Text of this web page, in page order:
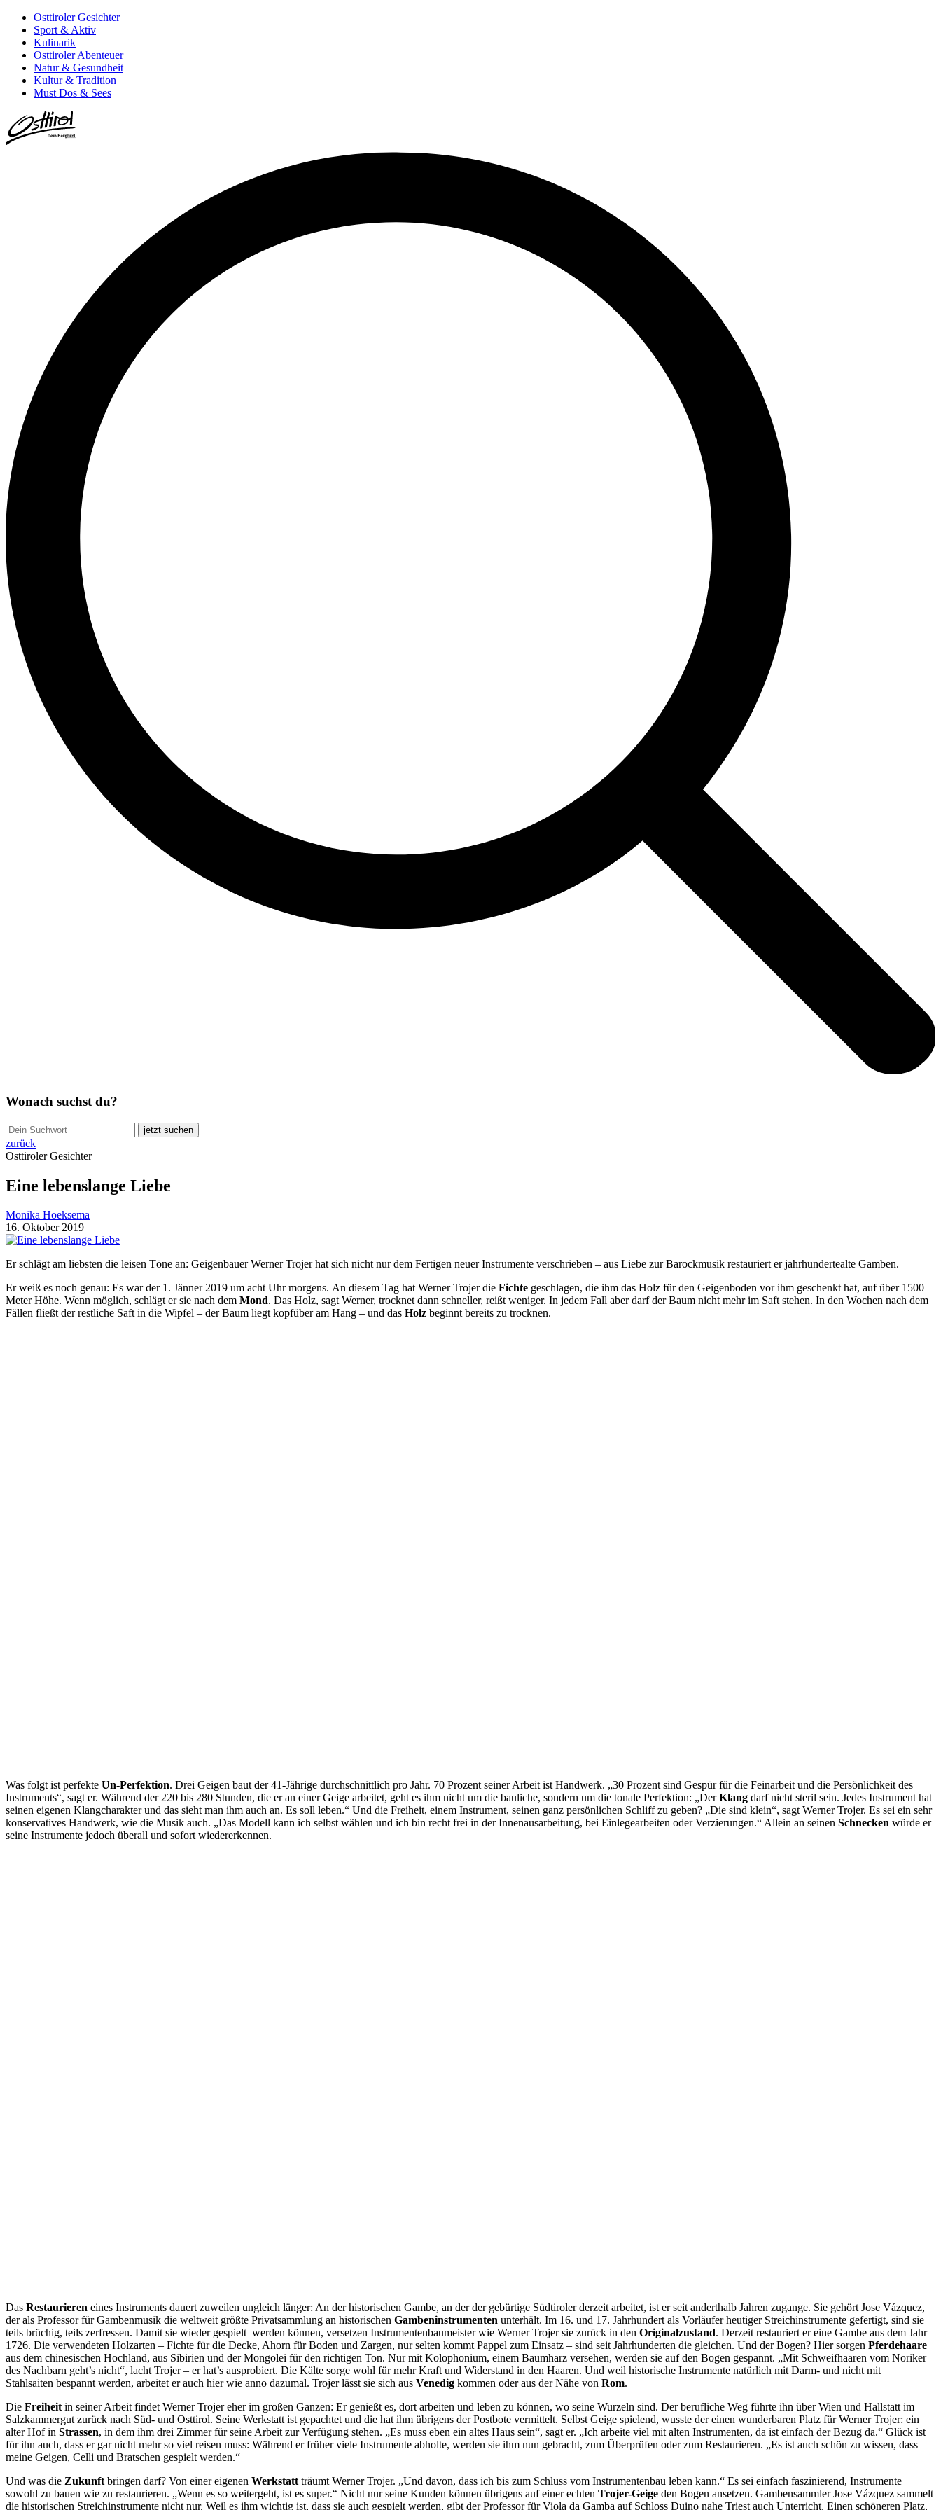
Osttiroler Gesichter
Sport & Aktiv
Kulinarik
Osttiroler Abenteuer
Natur & Gesundheit
Kultur & Tradition
Must Dos & Sees
Wonach suchst du?
jetzt suchen
zurück
Osttiroler Gesichter
Eine lebenslange Liebe
Monika Hoeksema
16. Oktober 2019
Er schlägt am liebsten die leisen Töne an: Geigenbauer Werner Trojer hat sich nicht nur dem Fertigen neuer Instrumente verschrieben – aus Liebe zur Barockmusik restauriert er jahrhundertealte Gamben.
Er weiß es noch genau: Es war der 1. Jänner 2019 um acht Uhr morgens. An diesem Tag hat Werner Trojer die Fichte geschlagen, die ihm das Holz für den Geigenboden vor ihm geschenkt hat, auf über 1500
Meter Höhe. Wenn möglich, schlägt er sie nach dem Mond. Das Holz, sagt Werner, trocknet dann schneller, reißt weniger. In jedem Fall aber darf der Baum nicht mehr im Saft stehen. In den Wochen nach dem
Fällen fließt der restliche Saft in die Wipfel – der Baum liegt kopfüber am Hang – und das Holz beginnt bereits zu trocknen.
Was folgt ist perfekte Un-Perfektion. Drei Geigen baut der 41-Jährige durchschnittlich pro Jahr. 70 Prozent seiner Arbeit ist Handwerk. „30 Prozent sind Gespür für die Feinarbeit und die Persönlichkeit des
Instruments“, sagt er. Während der 220 bis 280 Stunden, die er an einer Geige arbeitet, geht es ihm nicht um die bauliche, sondern um die tonale Perfektion: „DerKlang darf nicht steril sein. Jedes Instrument hat
seinen eigenen Klangcharakter und das sieht man ihm auch an. Es soll leben.“ Und die Freiheit, einem Instrument, seinen ganz persönlichen Schliff zu geben? „Die sind klein“, sagt Werner Trojer. Es sei ein sehr
konservatives Handwerk, wie die Musik auch. „Das Modell kann ich selbst wählen und ich bin recht frei in der Innenausarbeitung, bei Einlegearbeiten oder Verzierungen.“ Allein an seinen Schnecken würde er
seine Instrumente jedoch überall und sofort wiedererkennen.
Das Restaurieren eines Instruments dauert zuweilen ungleich länger: An der historischen Gambe, an der der gebürtige Südtiroler derzeit arbeitet, ist er seit anderthalb Jahren zugange. Sie gehört Jose Vázquez,
der als Professor für Gambenmusik die weltweit größte Privatsammlung an historischen Gambeninstrumenten unterhält. Im 16. und 17. Jahrhundert als Vorläufer heutiger Streichinstrumente gefertigt, sind sie
teils brüchig, teils zerfressen. Damit sie wieder gespielt werden können, versetzen Instrumentenbaumeister wie Werner Trojer sie zurück in den Originalzustand. Derzeit restauriert er eine Gambe aus dem Jahr
1726. Die verwendeten Holzarten – Fichte für die Decke, Ahorn für Boden und Zargen, nur selten kommt Pappel zum Einsatz – sind seit Jahrhunderten die gleichen. Und der Bogen? Hier sorgen Pferdehaare
aus dem chinesischen Hochland, aus Sibirien und der Mongolei für den richtigen Ton. Nur mit Kolophonium, einem Baumharz versehen, werden sie auf den Bogen gespannt. „Mit Schweifhaaren vom Noriker
des Nachbarn geht’s nicht“, lacht Trojer – er hat’s ausprobiert. Die Kälte sorge wohl für mehr Kraft und Widerstand in den Haaren. Und weil historische Instrumente natürlich mit Darm- und nicht mit
Stahlsaiten bespannt werden, arbeitet er auch hier wie anno dazumal. Trojer lässt sie sich aus Venedig kommen oder aus der Nähe von Rom.
Die Freiheitin seiner Arbeit findet Werner Trojer eher im großen Ganzen: Er genießt es, dort arbeiten und leben zu können, wo seine Wurzeln sind. Der berufliche Weg führte ihn über Wien und Hallstatt im
Salzkammergut zurück nach Süd- und Osttirol. Seine Werkstatt ist gepachtet und die hat ihm übrigens der Postbote vermittelt. Selbst Geige spielend, wusste der einen wunderbaren Platz für Werner Trojer: ein
alter Hof in Strassen, in dem ihm drei Zimmer für seine Arbeit zur Verfügung stehen. „Es muss eben ein altes Haus sein“, sagt er. „Ich arbeite viel mit alten Instrumenten, da ist einfach der Bezug da.“ Glück ist
für ihn auch, dass er gar nicht mehr so viel reisen muss: Während er früher viele Instrumente abholte, werden sie ihm nun gebracht, zum Überprüfen oder zum Restaurieren. „Es ist auch schön zu wissen, dass
meine Geigen, Celli und Bratschen gespielt werden.“
Und was die Zukunftbringen darf? Von einer eigenen Werkstattträumt Werner Trojer. „Und davon, dass ich bis zum Schluss vom Instrumentenbau leben kann.“ Es sei einfach faszinierend, Instrumente
sowohl zu bauen wie zu restaurieren. „Wenn es so weitergeht, ist es super.“ Nicht nur seine Kunden können übrigens auf einer echten Trojer-Geige den Bogen ansetzen. Gambensammler Jose Vázquez sammelt
die historischen Streichinstrumente nicht nur. Weil es ihm wichtig ist, dass sie auch gespielt werden, gibt der Professor für Viola da Gamba auf Schloss Duino nahe Triest auch Unterricht. Einen schöneren Platz,